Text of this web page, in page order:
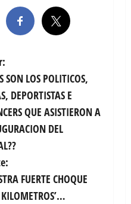
SON LOS POLITICOS,
DEPORTISTAS E
QUE ASISTIERON A
DEL
FUERTE CHOQUE
KILOMETROS’…